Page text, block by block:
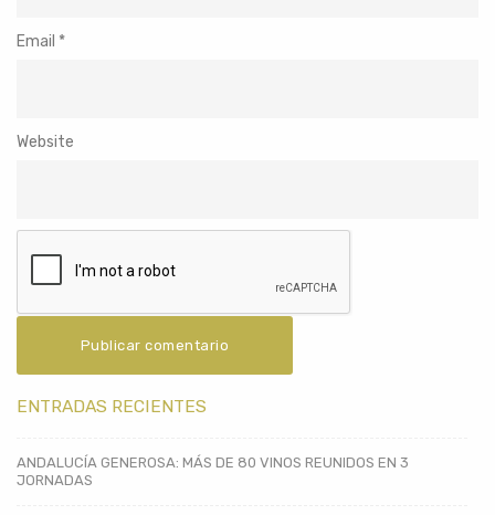
Email *
Website
ENTRADAS RECIENTES
ANDALUCÍA GENEROSA: MÁS DE 80 VINOS REUNIDOS EN 3
JORNADAS